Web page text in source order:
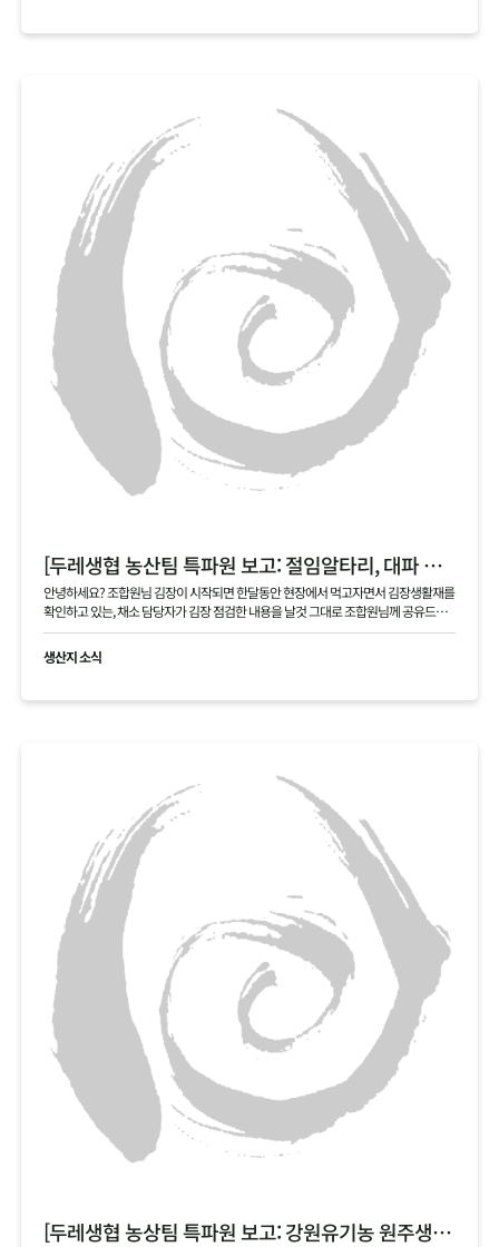
[두레생협 농산팀 특파원 보고: 절임알타리, 대파 현장]
안녕하세요? 조합원님 김장이 시작되면 한달동안 현장에서 먹고자면서 김장생활재를
확인하고 있는, 채소 담당자가 김장 점검한 내용을 날것 그대로 조합원님께 공유드립
니다 .
생산지 소식
[두레생협 농상팀 특파원 보고: 강원유기농 원주생명농업 현장]